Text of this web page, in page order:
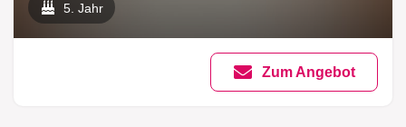
5. Jahr
Zum Angebot